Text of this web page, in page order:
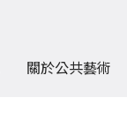
關於公共藝術